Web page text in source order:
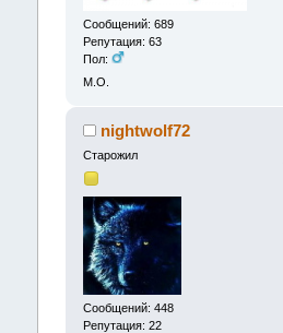
Сообщений: 689
Репутация: 63
Пол:
М.О.
nightwolf72
Старожил
Сообщений: 448
Репутация: 22